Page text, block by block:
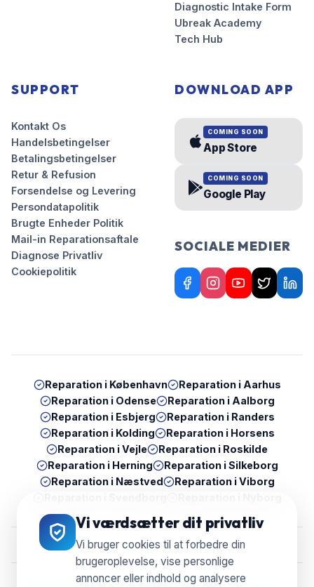
Vi værdsætter dit privatliv
Vi bruger cookies til at forbedre din
brugeroplevelse, vise personlige
annoncer eller indhold og analysere
Diagnostic Intake Form
Ubreak Academy
Tech Hub
SUPPORT
Kontakt Os
Handelsbetingelser
Betalingsbetingelser
Retur & Refusion
Forsendelse og Levering
Persondatapolitik
Brugte Enheder Politik
Mail-in Reparationsaftale
Diagnose Privatliv
Cookiepolitik
DOWNLOAD APP
COMING SOON
App Store
COMING SOON
Google Play
SOCIALE MEDIER
Reparation i København Reparation i Aarhus
Reparation i Odense Reparation i Aalborg
Reparation i Esbjerg Reparation i Randers
Reparation i Kolding Reparation i Horsens
Reparation iVejle Reparation i Roskilde
Reparation i Herning Reparation i Silkeborg
Reparation i Næstved Reparation i Viborg